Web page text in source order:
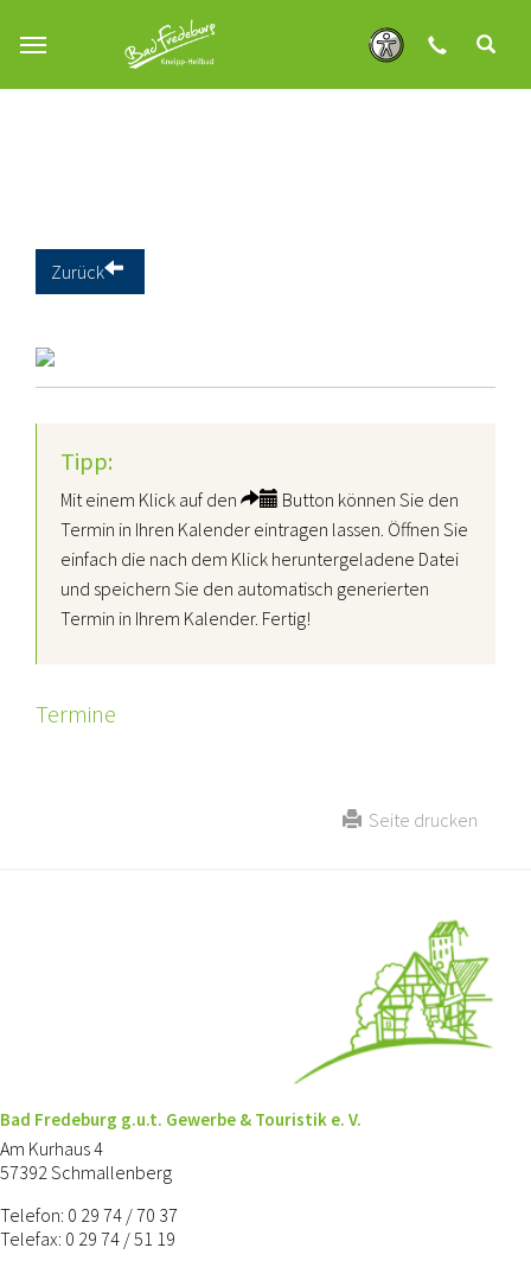
Zurück
Tipp:
Mit einem Klick auf den
Button können Sie den
Termin in Ihren Kalender eintragen lassen. Öffnen Sie
einfach die nach dem Klick heruntergeladene Datei
und speichern Sie den automatisch generierten
Termin in Ihrem Kalender. Fertig!
Termine
Seite drucken
Bad Fredeburg g.u.t. Gewerbe & Touristik e. V.
Am Kurhaus 4
57392 Schmallenberg
Telefon: 0 29 74 / 70 37
Telefax: 0 29 74 / 51 19